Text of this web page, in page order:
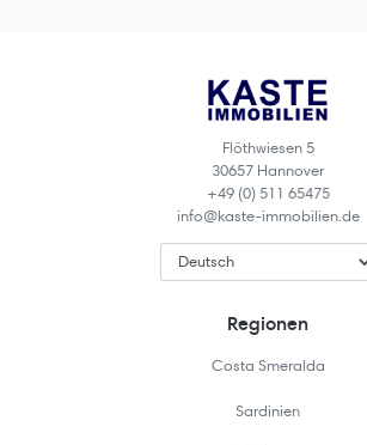
Flöthwiesen 5
30657 Hannover
+49 (0) 511 65475
info@kaste-immobilien.de
Regionen
Costa Smeralda
Sardinien